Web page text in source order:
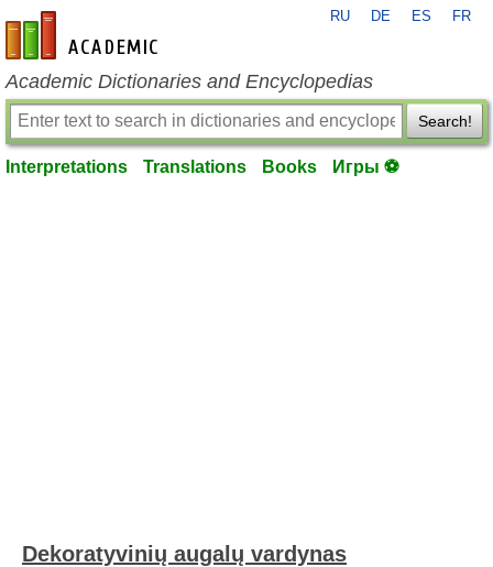
en-academic.com
RU DE ES FR
Academic Dictionaries and Encyclopedias
Search!
Interpretations Translations Books Игры ⚽
Dekoratyvinių augalų vardynas